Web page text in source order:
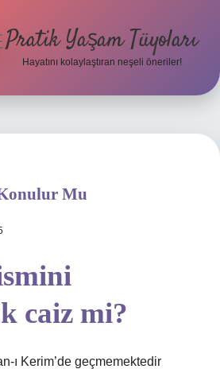
Pratik Yaşam Tüyoları
Hayatını kolaylaştıran neşeli öneriler!
Mu
caiz mi?
ı Kerim’de geçmemektedir